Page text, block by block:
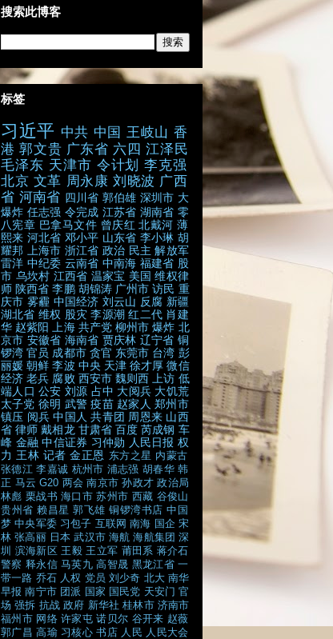
搜索此博客
标签
习近平 中共 中国 王岐山 香
港 郭文贵 广东省 六四 江泽民
毛泽东 天津市 令计划 李克强
北京 文革 周永康 刘晓波 广西
省 河南省 四川省 郭伯雄 深圳市 大
爆炸 任志强 令完成 江苏省 湖南省 零
八宪章 巴拿马文件 曾庆红 北戴河 薄
熙来 河北省 邓小平 山东省 李小琳 胡
耀邦
上海市 浙江省 政治 民主 解放军
雷洋 中纪委 云南省 中南海 福建省 股
市 乌坎村 江西省 温家宝 美国 维权律
师 陕西省 李鹏 胡锦涛 广州市 访民 重
庆市 雾霾 中国经济 刘云山 反腐 新疆
湖北省 维权 股灾 李源潮 红二代 肖建
华 赵紫阳 上海 共产党 柳州市 爆炸 北
京市 安徽省 海南省 贾庆林 辽宁省 铜
锣湾 官员 成都市 贪官 东莞市 台湾 彭
丽媛 朝鲜 李波 中央 天津 徐才厚 微信
经济 老兵 腐败 西安市 魏则西 上访 低
端人口 公安 刘源 占中 大阅兵 大饥荒
太子党 徐明 武警 疫苗 赵家人 郑州市
镇压 阅兵 中国人 共青团 周恩来 山西
省 律师 戴相龙 甘肃省 百度 芮成钢 车
峰 金融 中信证券 习仲勋 人民日报 权
力 王林 记者 金正恩 东方之星 内蒙古
张德江 李嘉诚 杭州市 浦志强 胡春华 韩
正 马云 G20 两会 南京市 孙政才 政治局
林彪 栗战书 海口市 苏州市 西藏 谷俊山
贵州省 赖昌星 郭飞雄 铜锣湾书店 中国
梦 中央军委 习包子 互联网 南海 国企 宋
林 张高丽 日本 武汉市 海航 海航集团 深
圳
滨海新区 王毅 王立军 莆田系 蒋介石
警察 释永信 马英九 高智晟 黑龙江省 一
带一路 乔石 人权 党员 刘少奇 北大 南华
早报 南宁市 团派 国家 国民党 天安门 官
场 强拆 抗战 政府 新华社 桂林市 济南市
福州市 网络 许家屯 诺贝尔 谷开来 赵薇
郭广昌 高瑜 习核心 书店 人民 人民大会